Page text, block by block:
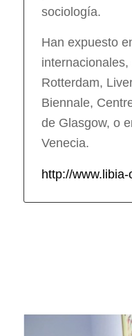
sociología.
Han expuesto
Rotterdam,
Biennale,
de Glasgow, o
Venecia.
http://